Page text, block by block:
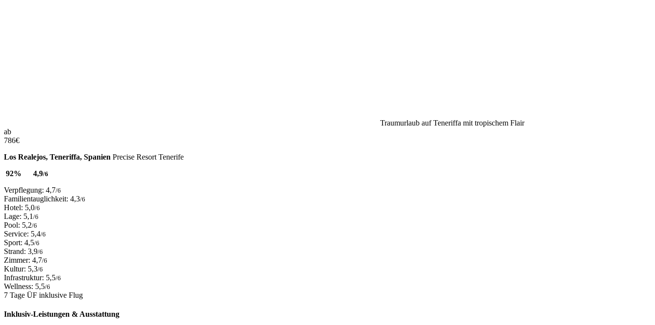
Traumurlaub auf Teneriffa mit tropischem Flair
ab
786€
Los Realejos, Teneriffa, Spanien Precise Resort Tenerife
92%
4,9/6
Verpflegung: 4,7/6
Familientauglichkeit: 4,3/6
Hotel: 5,0/6
Lage: 5,1 /6
Pool: 5,2/6
Service: 5,4/6
Sport: 4,5/6
Strand: 3,9/6
Zimmer: 4,7/6
Kultur: 5,3/6
Infrastruktur: 5,5/6
Wellness: 5,5/6
7 Tage ÜF inklusive Flug
Inklusiv-Leistungen & Ausstattung